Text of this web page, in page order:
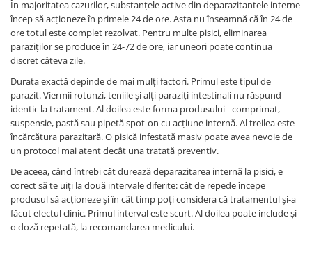
În majoritatea cazurilor, substanțele active din deparazitantele interne
încep să acționeze în primele 24 de ore. Asta nu înseamnă că în 24 de
ore totul este complet rezolvat. Pentru multe pisici, eliminarea
paraziților se produce în 24-72 de ore, iar uneori poate continua
discret câteva zile.
Durata exactă depinde de mai mulți factori. Primul este tipul de
parazit. Viermii rotunzi, teniile și alți paraziți intestinali nu răspund
identic la tratament. Al doilea este forma produsului - comprimat,
suspensie, pastă sau pipetă spot-on cu acțiune internă. Al treilea este
încărcătura parazitară. O pisică infestată masiv poate avea nevoie de
un protocol mai atent decât una tratată preventiv.
De aceea, când întrebi cât durează deparazitarea internă la pisici, e
corect să te uiți la două intervale diferite: cât de repede începe
produsul să acționeze și în cât timp poți considera că tratamentul și-a
făcut efectul clinic. Primul interval este scurt. Al doilea poate include și
o doză repetată, la recomandarea medicului.